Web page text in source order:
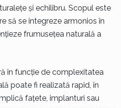
și echilibru. Scopul este
să se integreze armonios în
frumusețea naturală a
în funcție de complexitatea
poate fi realizată rapid, în
fațete, implanturi sau